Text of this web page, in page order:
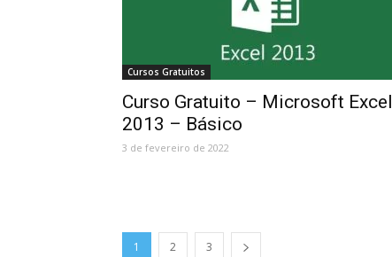
Cursos Gratuitos
Curso Gratuito – Microsoft Excel
2013 – Básico
3 de fevereiro de 2022
1 2 3